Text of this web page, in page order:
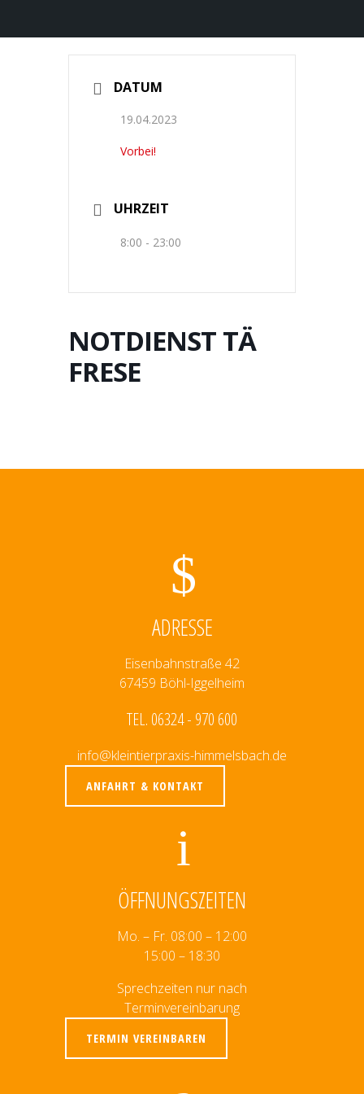
DATUM
19.04.2023
Vorbei!
UHRZEIT
8:00 - 23:00
NOTDIENST TÄ
FRESE
ADRESSE
Eisenbahnstraße 42
67459 Böhl-Iggelheim
TEL. 06324 - 970 600
info@kleintierpraxis-himmelsbach.de
ANFAHRT & KONTAKT
ÖFFNUNGSZEITEN
Mo. – Fr. 08:00 – 12:00
15:00 – 18:30
Sprechzeiten nur nach
Terminvereinbarung
TERMIN VEREINBAREN